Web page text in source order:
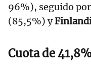
96%), seguido por
(85,5%) y
Cuota de